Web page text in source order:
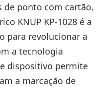
de ponto com cartão,
KNUP KP-1028 é a
para revolucionar a
a tecnologia
dispositivo permite
a marcação de